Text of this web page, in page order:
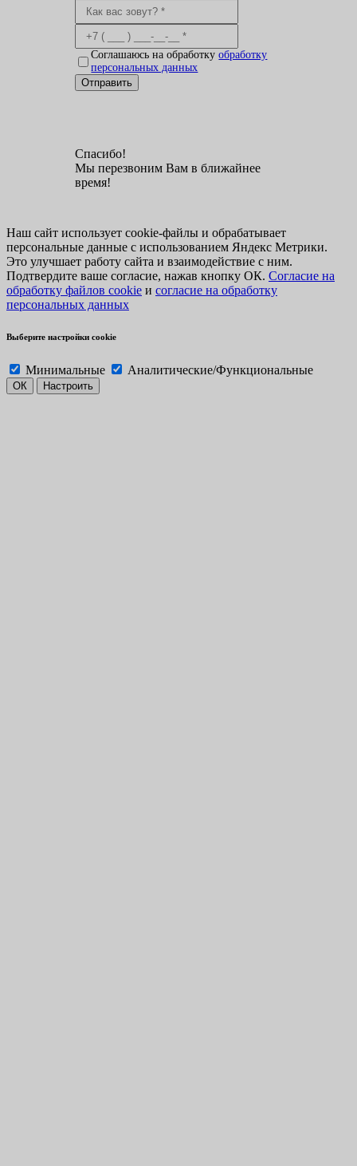
Соглашаюсь на обработкуобработку
персональных данных
Отправить
Спасибо!
Мы перезвоним Вам в ближайнее
время!
Наш сайт использует cookie-файлы и обрабатывает
персональные данные с использованием Яндекс Метрики.
Это улучшает работу сайта и взаимодействие с ним.
Подтвердите ваше согласие, нажав кнопку ОК. Согласие на
обработку файлов cookie и согласие на обработку
персональных данных
Выберите настройки cookie
Минимальные Аналитические/Функциональные
ОК Настроить